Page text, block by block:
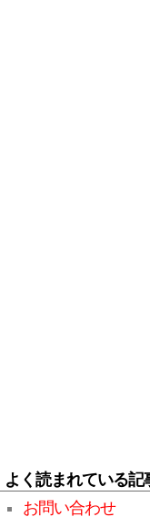
よく読まれている記
お問い合わせ